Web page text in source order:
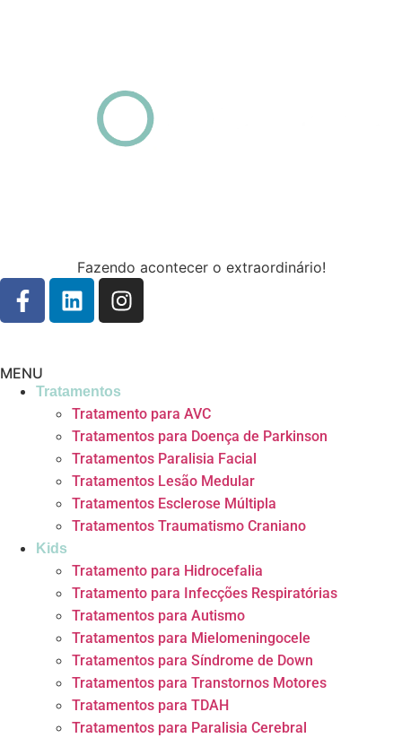
Fazendo acontecer o extraordinário!
MENU
Tratamentos
Tratamento para AVC
Tratamentos para Doença de Parkinson
Tratamentos Paralisia Facial
Tratamentos Lesão Medular
Tratamentos Esclerose Múltipla
Tratamentos Traumatismo Craniano
Kids
Tratamento para Hidrocefalia
Tratamento para Infecções Respiratórias
Tratamentos para Autismo
Tratamentos para Mielomeningocele
Tratamentos para Síndrome de Down
Tratamentos para Transtornos Motores
Tratamentos para TDAH
Tratamentos para Paralisia Cerebral